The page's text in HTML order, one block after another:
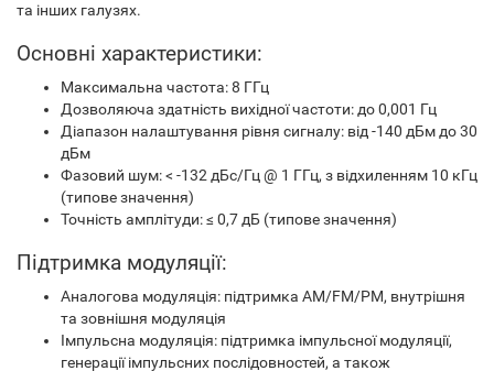
та інших галузях.
Основні характеристики:
Максимальна частота: 8 ГГц
Дозволяюча здатність вихідної частоти: до 0,001 Гц
Діапазон налаштування рівня сигналу: від -140 дБм до 30
дБм
Фазовий шум: < -132 дБс/Гц @ 1 ГГц, з відхиленням 10 кГц
(типове значення)
Точність амплітуди: ≤ 0,7 дБ (типове значення)
Підтримка модуляції:
Аналогова модуляція: підтримка AM/FM/PM, внутрішня
та зовнішня модуляція
Імпульсна модуляція: підтримка імпульсної модуляції,
генерації імпульсних послідовностей, а також